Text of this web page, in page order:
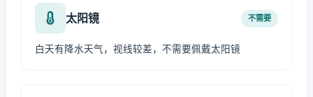
太阳镜 不需要
白天有降水天气，视线较差，不需要佩戴太阳镜